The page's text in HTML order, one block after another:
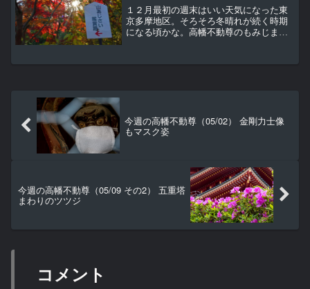
１２月最初の週末はいい天気になった東
京多摩地区。そろそろ冬晴れが続く時期
になる頃かな。高幡不動尊のもみじまつ
今回は初夏の頃にあじさいが咲く場所の
今週の高幡不動尊（05/02） 金剛力士像
もマスク姿
今週の高幡不動尊（05/09 その2） 五重塔
まわりのツツジ
コメント